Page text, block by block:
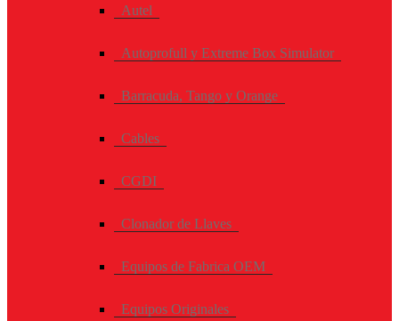
Autel
Autoprofull y Extreme Box Simulator
Barracuda, Tango y Orange
Cables
CGDI
Clonador de Llaves
Equipos de Fabrica OEM
Equipos Originales